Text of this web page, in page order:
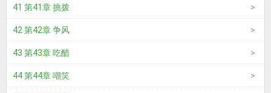
41 第41章 挑拨
42 第42章 争风
43 第43章 吃醋
44 第44章 嘲笑